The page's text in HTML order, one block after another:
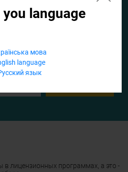
you language
мова
language
язык
в лицензионных программах, а это -